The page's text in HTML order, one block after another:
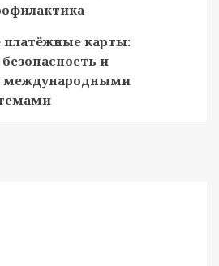
карты:
и
международными